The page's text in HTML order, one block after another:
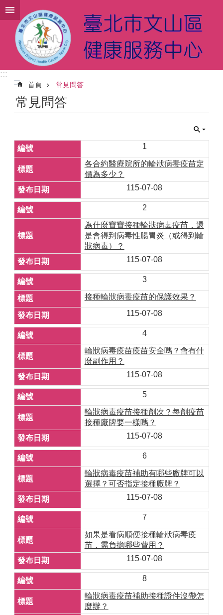
跳到主要內容區塊
:::
:::
首頁 常見問答
常見問答
1
各合約醫療院所的輪狀病毒疫苗定
價為多少？
115-07-08
2
為什麼寶寶接種輪狀病毒疫苗，還
是會得到病毒性腸胃炎（或得到輪
狀病毒）？
115-07-08
3
接種輪狀病毒疫苗的保護效果？
115-07-08
4
輪狀病毒疫苗疫苗安全嗎？會有什
麼副作用？
115-07-08
5
輪狀病毒疫苗接種劑次？每劑疫苗
接種廠牌要一樣嗎？
115-07-08
6
輪狀病毒疫苗補助有哪些廠牌可以
選擇？可否指定接種廠牌？
115-07-08
7
如果是看病順便接種輪狀病毒疫
苗，需負擔哪些費用？
115-07-08
8
輪狀病毒疫苗補助接種證件沒帶怎
麼辦？